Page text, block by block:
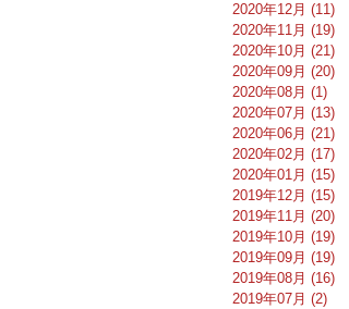
2020年12月 (11)
2020年11月 (19)
2020年10月 (21)
2020年09月 (20)
2020年08月 (1)
2020年07月 (13)
2020年06月 (21)
2020年02月 (17)
2020年01月 (15)
2019年12月 (15)
2019年11月 (20)
2019年10月 (19)
2019年09月 (19)
2019年08月 (16)
2019年07月 (2)